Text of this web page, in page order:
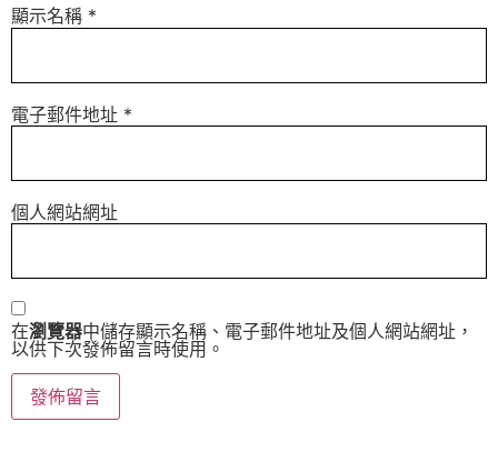
顯示名稱 *
電子郵件地址 *
個人網站網址
在瀏覽器中儲存顯示名稱、電子郵件地址及個人網站網址，
以供下次發佈留言時使用。